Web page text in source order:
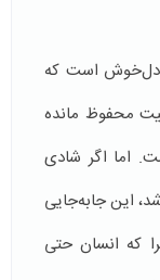
دل‌خوش است که
محفوظ مانده
اما اگر شادی
این جابه‌جایی
که انسان حتی